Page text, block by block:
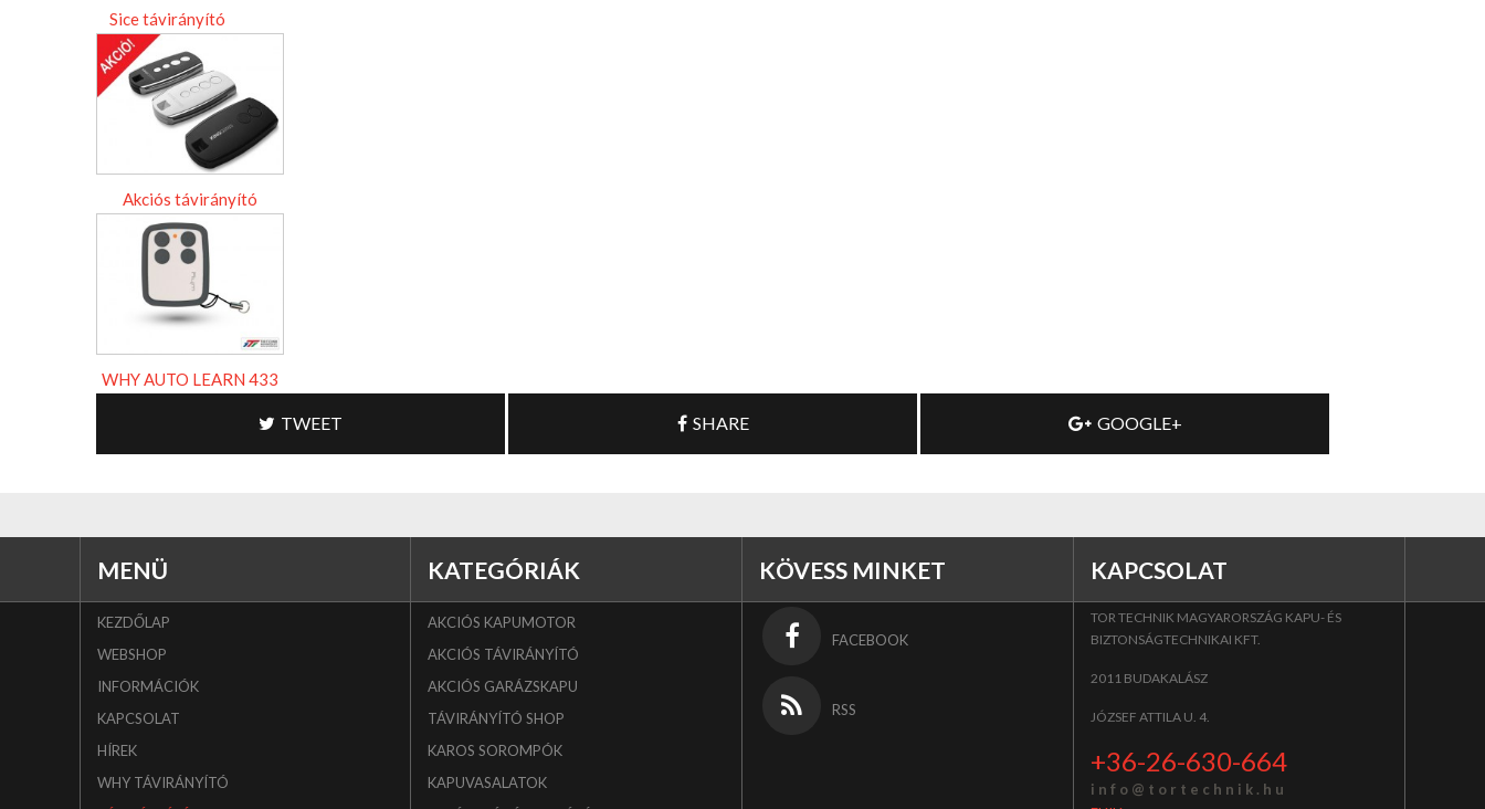
Sice távirányító
Akciós távirányító
WHY AUTO LEARN 433
TWEET SHARE GOOGLE+
MENÜ
KEZDŐLAP
WEBSHOP
INFORMÁCIÓK
KAPCSOLAT
HÍREK
WHY TÁVIRÁNYÍTÓ
KATEGÓRIÁK
AKCIÓS KAPUMOTOR
AKCIÓS TÁVIRÁNYÍTÓ
AKCIÓS GARÁZSKAPU
TÁVIRÁNYÍTÓ SHOP
KAROS SOROMPÓK
KAPUVASALATOK
KÖVESS MINKET
FACEBOOK
RSS
KAPCSOLAT
TOR TECHNIK MAGYARORSZÁG KAPU- ÉS
BIZTONSÁGTECHNIKAI KFT.
2011 BUDAKALÁSZ
JÓZSEF ATTILA U. 4.
+36-26-630-664
i n f o @ t o r t e c h n i k . h u